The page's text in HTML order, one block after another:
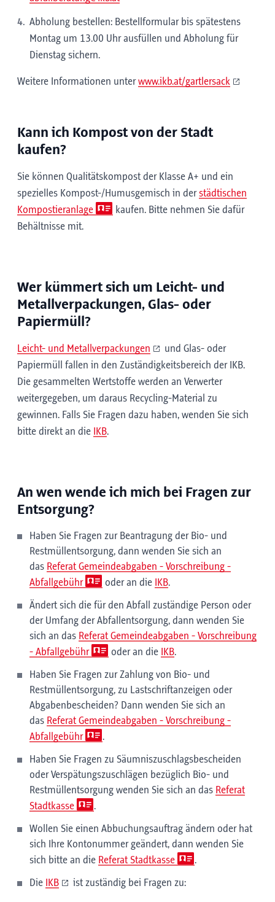
Abholung bestellen: Bestellformular bis spätestens
Montag um 13.00 Uhr ausfüllen und Abholung für
Dienstag sichern.
Weitere Informationen unterwww.ikb.at/gartlersack
Kann ich Kompost von der Stadt
kaufen?
Sie können Qualitätskompost der Klasse A+ und ein
spezielles Kompost-/Humusgemisch in derstädtischen
Kompostieranlage
kaufen. Bitte nehmen Sie dafür
Behältnisse mit.
Wer kümmert sich um Leicht- und
Metallverpackungen, Glas- oder
Papiermüll?
Leicht- und Metallverpackungen
und Glas- oder
Papiermüll fallen in den Zuständigkeitsbereich der IKB.
Die gesammelten Wertstoffe werden an Verwerter
weitergegeben, um daraus Recycling-Material zu
gewinnen. Falls Sie Fragen dazu haben, wenden Sie sich
bitte direkt an die
IKB.
An wen wende ich mich bei Fragen zur
Entsorgung?
Haben Sie Fragen zur Beantragung der Bio- und
Restmüllentsorgung, dann wenden Sie sich an
das Referat Gemeindeabgaben - Vorschreibung -
Abfallgebühr
oder an die IKB.
Ändert sich die für den Abfall zuständige Person oder
der Umfang der Abfallentsorgung, dann wenden Sie
sich an das Referat Gemeindeabgaben - Vorschreibung
- Abfallgebühr
oder an die IKB.
Haben Sie Fragen zur Zahlung von Bio- und
Restmüllentsorgung, zu Lastschriftanzeigen oder
Abgabenbescheiden? Dann wenden Sie sich an
das Referat Gemeindeabgaben - Vorschreibung -
Abfallgebühr
.
Haben Sie Fragen zu Säumniszuschlagsbescheiden
oder Verspätungszuschlägen bezüglich Bio- und
Restmüllentsorgung wenden Sie sich an das Referat
Stadtkasse
.
Wollen Sie einen Abbuchungsauftrag ändern oder hat
sich Ihre Kontonummer geändert, dann wenden Sie
sich bitte an die Referat Stadtkasse .
Die IKB ist zuständig bei Fragen zu: